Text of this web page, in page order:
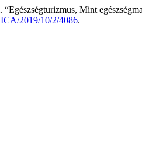
Mint
2019/10/2/4086.